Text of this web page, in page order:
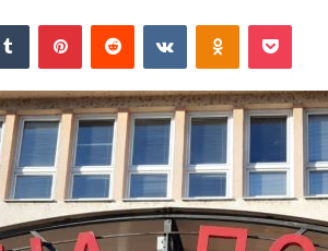
Tumblr PinterestReddit VKontakteOdnoklassniki
Pocket